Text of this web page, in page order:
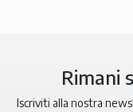
Rimani
Iscriviti alla nostra